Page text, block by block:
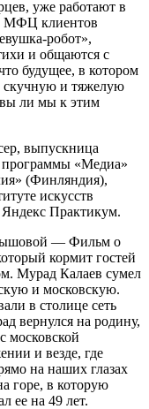
уже работают в
МФЦ клиентов
робот»,
и общаются с
будущее, в котором
скучную и тяжелую
ли мы к этим
выпускница
«Медиа»
(Финляндия),
искусств
Практикум.
— Фильм о
кормит гостей
Мурад Калаев сумел
и московскую.
в столице сеть
вернулся на родину,
московской
и везде, где
на наших глазах
горе, в которую
ее на 49 лет.